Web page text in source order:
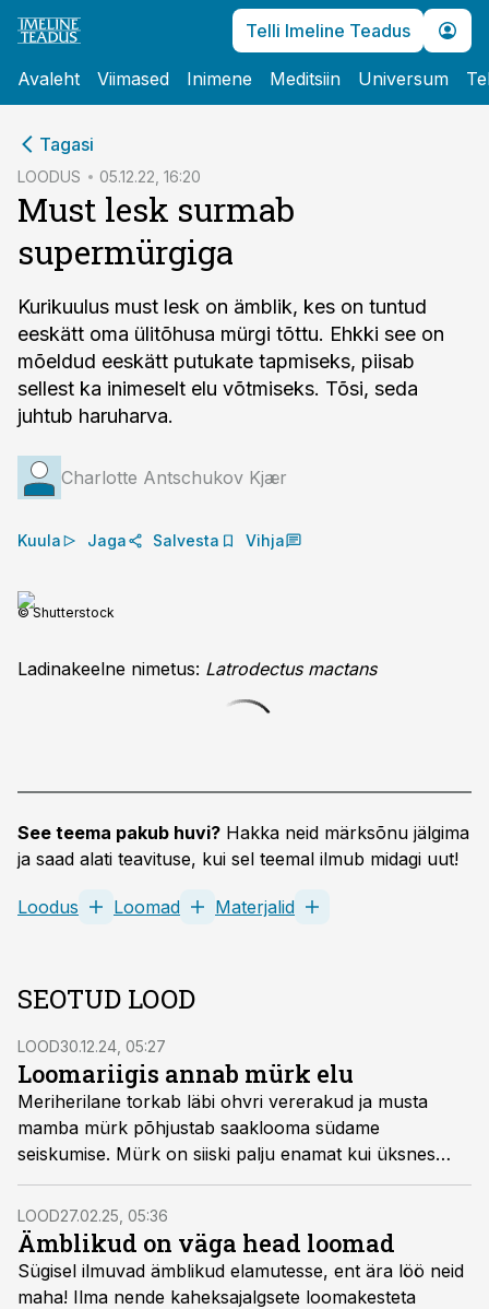
Telli Imeline Teadus
Avaleht Viimased Inimene Meditsiin Universum
Tagasi
LOODUS 05.12.22, 16:20
Must lesk surmab
supermürgiga
Kurikuulus must lesk on ämblik, kes on tuntud
eeskätt oma ülitõhusa mürgi tõttu. Ehkki see on
mõeldud eeskätt putukate tapmiseks, piisab
sellest ka inimeselt elu võtmiseks. Tõsi, seda
juhtub haruharva.
Charlotte Antschukov Kjær
Kuula Jaga Salvesta Vihja
© Shutterstock
Ladinakeelne nimetus: Latrodectus mactans
See teema pakub huvi? Hakka neid märksõnu jälgima
ja saad alati teavituse, kui sel teemal ilmub midagi uut!
Loodus Loomad Materjalid
SEOTUD LOOD
LOOD30.12.24, 05:27
Loomariigis annab mürk elu
Meriherilane torkab läbi ohvri vererakud ja musta
mamba mürk põhjustab saaklooma südame
seiskumise. Mürk on siiski palju enamat kui üksnes
tapavahend. Teadlased on DNA-analüüside ja
keemiliste katsetega selgitanud välja mürgi päritolu.
Muu hulgas teame nüüd, et tapmiseks tekkinud mürgi­
näärmed on Maa elurikkust tegelikult hoopis
suurendanud.
LOOD27.02.25, 05:36
Ämblikud on väga head loomad
Sügisel ilmuvad ämblikud elamutesse, ent ära löö neid
maha! Ilma nende kaheksajalgsete loomakesteta